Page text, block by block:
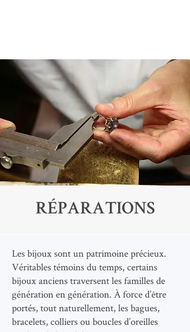
RÉPARATIONS
Les bijoux sont un patrimoine précieux.
Véritables témoins du temps, certains
bijoux anciens traversent les familles de
génération en génération. À force d’être
portés, tout naturellement, les bagues,
bracelets, colliers ou boucles d’oreilles